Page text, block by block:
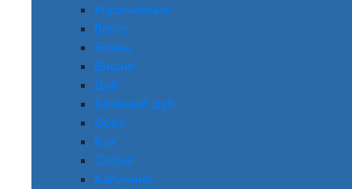
Коричневые
Венге
Ясень
Вишня
Дуб
Беленый дуб
Орех
Бук
Сосна
Капучино